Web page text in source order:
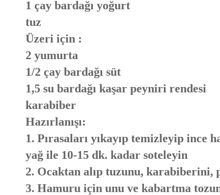
1 çay bardağı yoğurt
tuz
Üzeri için :
2 yumurta
1/2 çay bardağı süt
1,5 su bardağı kaşar peyniri rendesi
karabiber
Hazırlanışı:
1. Pırasaları yıkayıp temizleyip ince
yağ ile 10-15 dk. kadar soteleyin
2. Ocaktan alıp tuzunu, karabiberini,
3. Hamuru için unu ve kabartma